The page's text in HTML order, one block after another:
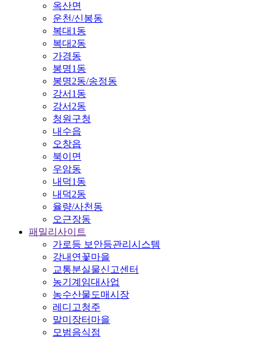
옥산면
운천/신봉동
복대1동
복대2동
가경동
봉명1동
봉명2동/송정동
강서1동
강서2동
청원구청
내수읍
오창읍
북이면
우암동
내덕1동
내덕2동
율량/사천동
오근장동
패밀리사이트
가로등 보안등관리시스템
강내연꽃마을
교통분실물신고센터
농기계임대사업
농수산물도매시장
레디고청주
말미장터마을
모범음식점